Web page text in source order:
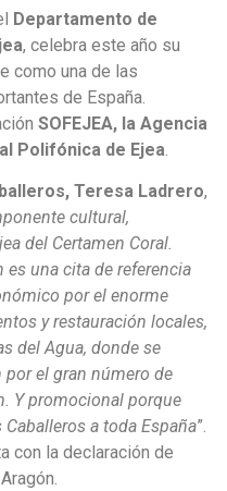
Departamento de
, celebra este año su
como una de las
de España.
SOFEJEA, la Agencia
Polifónica de Ejea
Teresa Ladrero,
cultural,
del Certamen Coral.
una cita de referencia
por el enorme
y restauración locales,
del Agua, donde se
el gran número de
Y promocional porque
a toda España”.
con la declaración de